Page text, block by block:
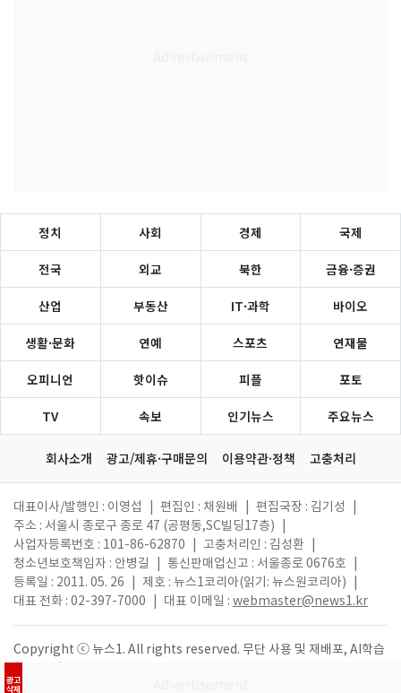
광고
삭제
정치 사회 경제 국제
전국 외교 북한 금융·증권
산업 부동산 IT·과학 바이오
생활·문화 연예 스포츠 연재물
오피니언 핫이슈 피플 포토
TV 속보 인기뉴스 주요뉴스
회사소개 광고/제휴·구매문의 이용약관·정책 고충처리
대표이사/발행인 : 이영섭 편집인 : 채원배 편집국장 : 김기성
주소 : 서울시 종로구 종로 47 (공평동,SC빌딩17층)
사업자등록번호 : 101-86-62870
고충처리인 : 김성환
청소년보호책임자 : 안병길
통신판매업신고 : 서울종로 0676호
등록일 : 2011. 05. 26
제호 : 뉴스1코리아(읽기: 뉴스원코리아)
대표 전화 : 02-397-7000
대표 이메일 : webmaster@news1.kr
Copyright ⓒ 뉴스1. All rights reserved. 무단 사용 및 재배포, AI학습
활용 금지.